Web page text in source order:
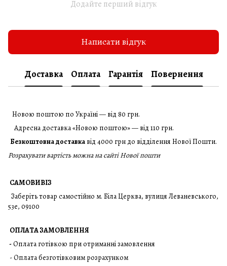
Додайте перший відгук
Написати відгук
Доставка Оплата Гарантія Повернення
Новою поштою по Україні — від 80 грн.
Адресна доставка «Новою поштою» — від 110 грн.
Безкоштовна доставка від 4000 грн до відділення Нової Пошти.
Розрахувати вартість можна на сайті Нової пошти
САМОВИВІЗ
Заберіть товар самостійно м. Біла Церква, вулиця Леваневського,
53е, 09100
ОПЛАТА ЗАМОВЛЕННЯ
-Оплата готівкою при отриманні замовлення
- Оплата безготівковим розрахунком